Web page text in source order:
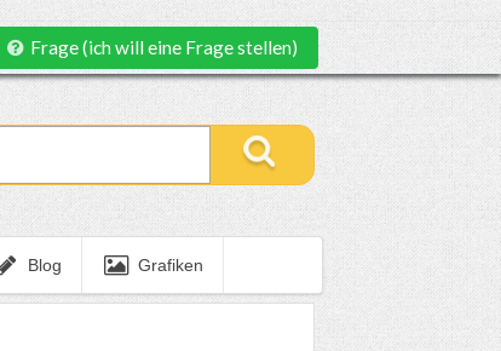
Frage (ich will eine Frage stellen)
Blog Grafiken